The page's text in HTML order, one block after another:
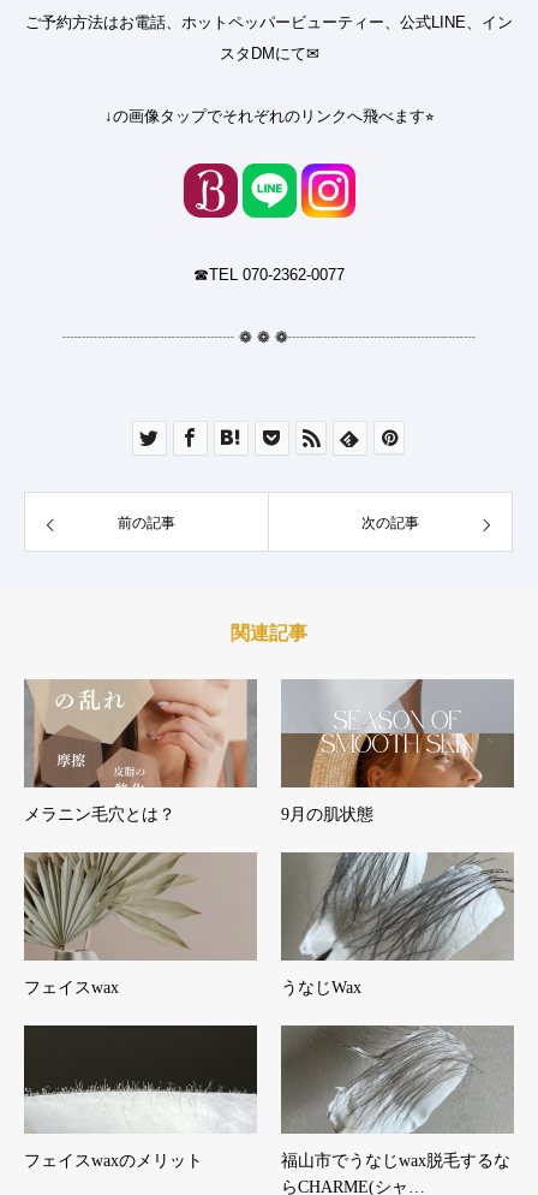
ご予約方法はお電話、ホットペッパービューティー、公式LINE、イン
スタDMにて✉︎
↓の画像タップでそれぞれのリンクへ飛べます⭐︎
☎︎TEL 070-2362-0077
┈┈┈┈┈┈┈┈┈┈┈ ❁ ❁ ❁┈┈┈┈┈┈┈┈┈┈┈┈
前の記事 次の記事
関連記事
メラニン毛穴とは？ 9月の肌状態
フェイスwax うなじWax
フェイスwaxのメリット
福山市でうなじwax脱毛するな
らCHARME(シャ…